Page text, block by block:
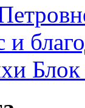
Блок